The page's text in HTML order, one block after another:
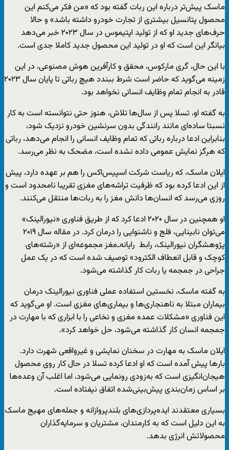
ماسک پیش‌تر درباره این ربات گفته بود که «من فکر می‌کنم این
محصول پتانسیل بیشتری از تجارت خودرو داشته باشد» و حالا
حرف‌های جدید او که از تولید اپتیموس در سال ۲۰۲۳ خبر می‌دهد
بیانگر این است که او در تولید این محصول جدید کاملا جدی است.
با این حال، گری مارکوس، محقق و کارآفرین هوش مصنوعی، در این
زمینه می‌گوید که حاضر است شرط ببندد هیچ رباتی تا پایان سال ۲۰۲۳
قادر به انجام تمام وظایف انسانی نخواهد بود.
به گفته او، تسلا پس از سال‌ها تلاش، هنوز حتی نتوانسته است به کار
نسبتا ساده‌ای مانند رانندگی بدون سرنشین خودرو نزدیک شود،
بنابراین ادعا درباره رباتی که تمام وظایف انسانی را انجام می‌دهد، رباتی
که هرگز نمایش عمومی داده نشده است، مضحک به نظر می‌رسد.
ایلان ماسک، که ریاست شرکت‌ اسپیس‌اکس را هم بر عهده دارد، پیش
از این ادعا کرده بود که ظرفیت تراشه‌های مغزی تقریبا نامحدود است و
روزی می‌رسد که انسان‌ها دانش مغز را به ربات‌ها منتقل می‌کنند.
او همچنین در سال ۲۰۲۰ ادعا کرد که از طریق فناوری «نیورالینک»
می‌توان نابینایی، فلج و ناشنوایی را درمان کرد. در مقاله سال ۲۰۱۹
پژوهشگران نیورالینک، رابط رایانه‌ـ‌مغز مجموعه‌ای از «رشته‌های
کوچک و قابل انعطاف الکترود» توصیف شده است که در یک عمل
جراحی در جمجمه یا ربات کار گذاشته می‌شود.
به گفته ماسک، نخستین استفاده عملی فناوری نیورالینک درمان
بیماران مبتلا به ناهنجاری‌ها و بیماری‌های مغزی است. او می‌گوید که
این فناوری «مشکلات عمده مغزی و نخاعی را با ابزاری که با مهارت در
جمجمه انسان کار گذاشته می‌شود، حل خواهد کرد».
ایلان ماسک به مهارت‌ در سخنان نمایشی و غیرواقعی شهرت دارد.
بارها پیش آمده است که او ادعا کرده تسلا در حال کار روی محصول
هیجان‌انگیزی است که به‌زودی رونمایی می‌شود، اما اغلب آن وعده‌ها
بر اساس زمان‌بندی پیش‌بینی‌شده اتفاق نیفتاده است.
بسیاری معتقدند ایده‌پردازی‌های بلندپروازانه و جمله‌های مهیج ماسک
به این دلیل است که به کارمندان، مشتریان و سرمایه‌گذاران
محصولاتش انرژی بدهد.